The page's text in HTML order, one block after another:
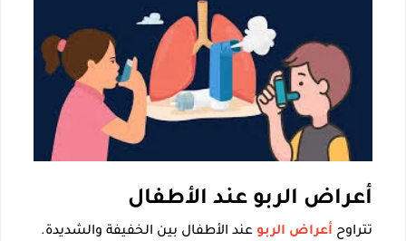
أعراض الربو عند الأطفال
تتراوح أعراض الربو عند الأطفال بين الخفيفة والشديدة.